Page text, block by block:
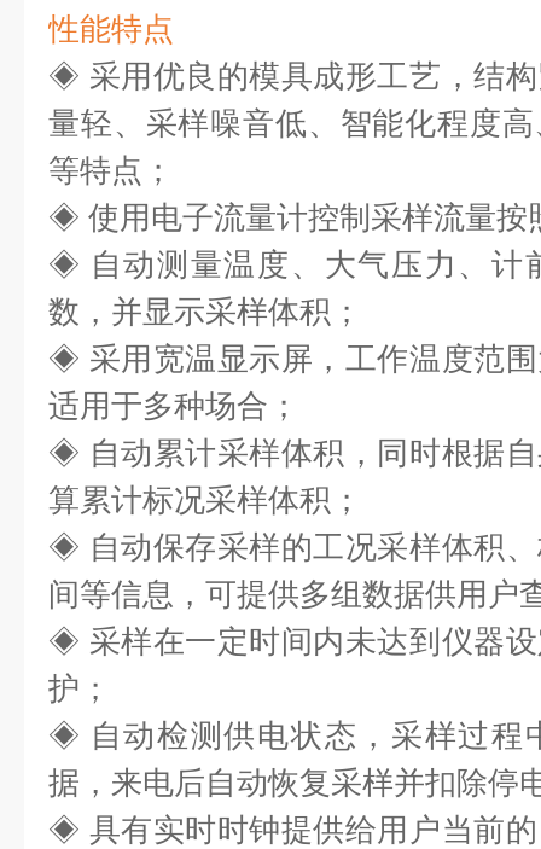
性能特点
◈ 采用优良的模具成形工艺，结
量轻、采样噪音低、智能化程度
等特点；
◈ 使用电子流量计控制采样流量按
◈ 自动测量温度、大气压力、计
数，并显示采样体积；
◈ 采用宽温显示屏，工作温度范
适用于多种场合；
◈ 自动累计采样体积，同时根据
算累计标况采样体积；
◈ 自动保存采样的工况采样体积
间等信息，可提供多组数据供用户
◈ 采样在一定时间内未达到仪器
护 ；
◈ 自动检测供电状态，采样过程
据，来电后自动恢复采样并扣除停
◈ 具有实时时钟提供给用户当前